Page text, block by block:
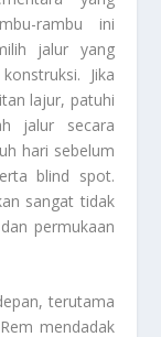
rambu ini
jalur yang
Jika
lajur, patuhi
jalur secara
hari sebelum
blind spot.
sangat tidak
permukaan
terutama
mendadak